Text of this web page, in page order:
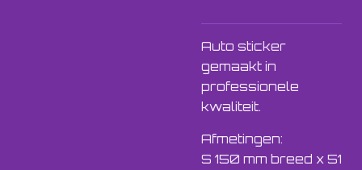
Auto sticker
gemaakt in
professionele
kwaliteit.
Afmetingen:
S 150 mm breed x 51